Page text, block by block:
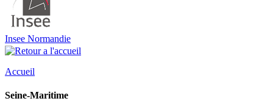
Insee Normandie
Accueil
Seine-Maritime